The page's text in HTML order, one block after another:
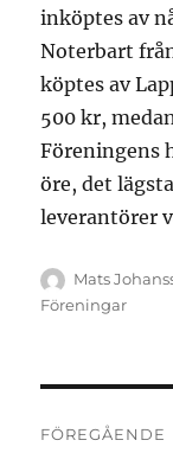
inköptes av
Noterbart
köptes av
500 kr,
Föreningens
öre, det
leverantörer
Författare
Mats
Föreningar
FÖREGÅENDE